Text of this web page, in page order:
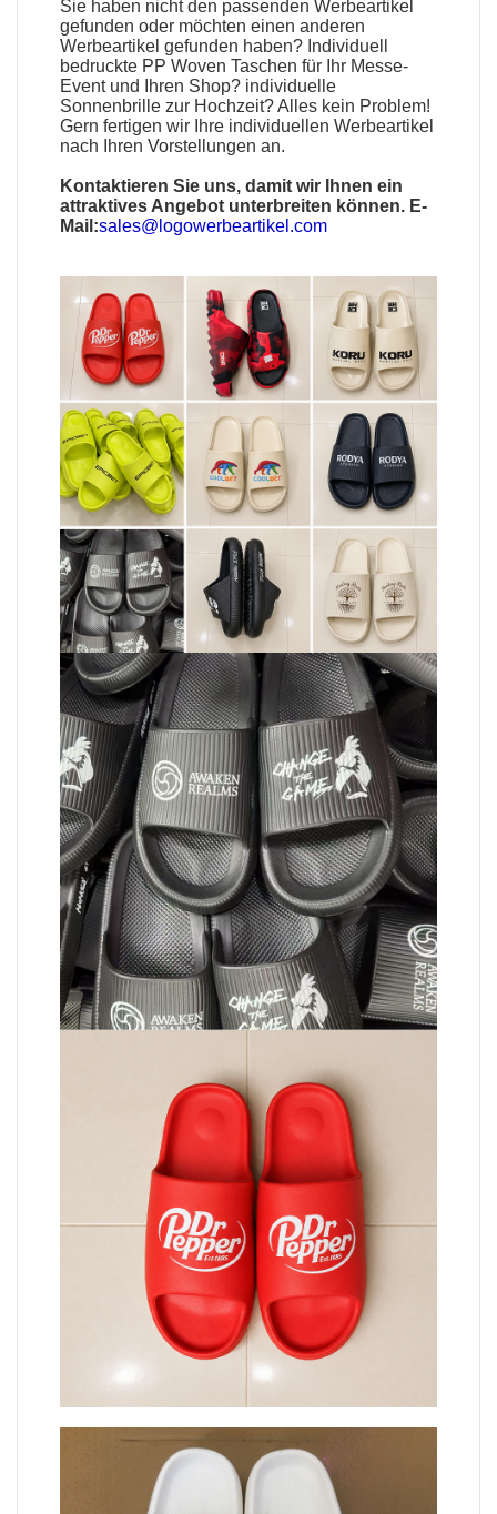
Sie haben nicht den passendenWerbeartikel
gefunden oder möchten einen anderen
Werbeartikel gefunden haben? Individuell
bedruckte PP Woven Taschen für Ihr Messe-
Event und Ihren Shop? individuelle
Sonnenbrille zur Hochzeit? Alles kein Problem!
Gern fertigen wir Ihre individuellen Werbeartikel
nach Ihren Vorstellungen an.
Kontaktieren Sie uns, damit wir Ihnen ein
attraktives Angebot unterbreiten können. E-
Mail:sales@logowerbeartikel.com